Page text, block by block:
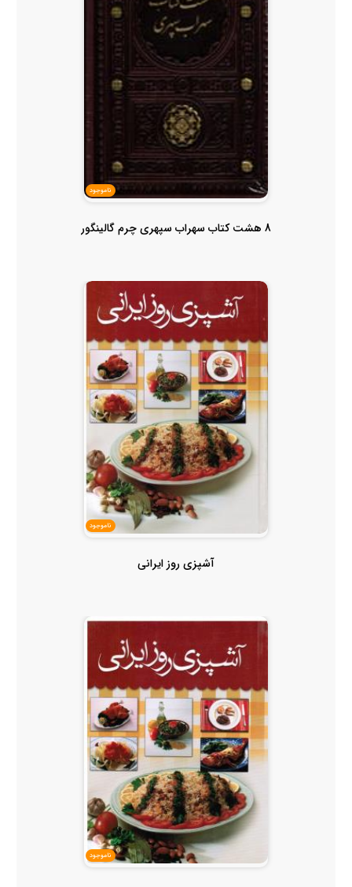
ناموجود
8 هشت کتاب سهراب سپهری چرم گالینگور
ناموجود
آشپزی روز ایرانی
ناموجود